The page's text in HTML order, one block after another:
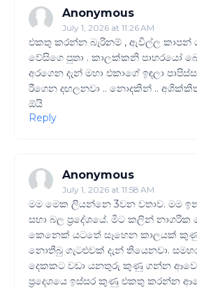
Anonymous
July 1, 2026 at 11:26 AM
එකතු කරන්න බැරිනම් , ඇවිල්ල කාපන්
වේසිගෙ පුතා . කාලක්කනි පාහරයෝ
අරගෙන දැන් මහා එකාගේ ඉඳලා
රීගෙන දඟලනවා .. නොදකින් ..
ඕයි
Reply
Anonymous
July 1, 2026 at 11:58 AM
මම මෙක ලියන්නෙ 3වන වතාව. මම
සභා බල ප්‍රදේශයේ. මීට කලින් නාගරික
කෙනෙක් යටතේ සෑහෙන කාලයක්
නොතීබු ගැටළුවක් දැන් තියෙනවා.
දෙකකට වඩා යනතුරු කුණු ගන්න ආවෙ
ප්‍රදෙශයෙ ඉස්සර කුණු එකතු කරන්න